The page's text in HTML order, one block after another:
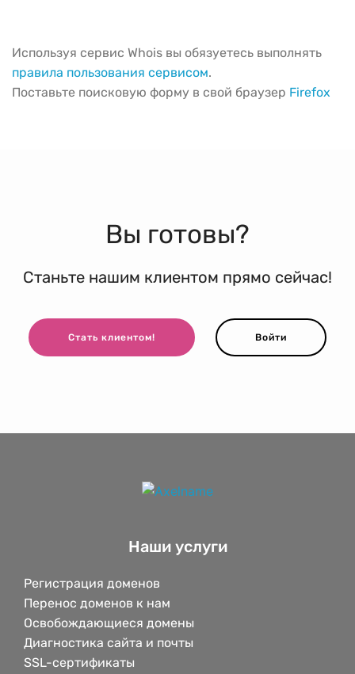
Используя сервис Whois вы обязуетесь выполнять
правила пользования сервисом.
Поставьте поисковую форму в свой браузер Firefox
Вы готовы?
Станьте нашим клиентом прямо сейчас!
Стать клиентом! Войти
Наши услуги
Регистрация доменов
Перенос доменов к нам
Освобождающиеся домены
Диагностика сайта и почты
SSL-сертификаты